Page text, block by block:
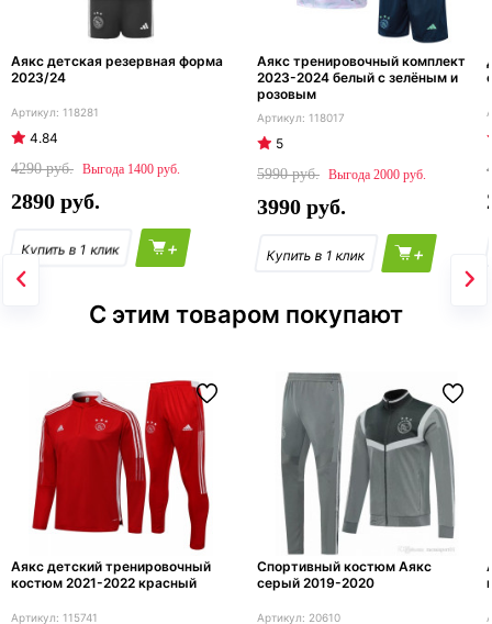
Аякс детская резервная форма
2023/24
118281
4.84
4290
1400
2890
+
Аякс тренировочный комплект
2023-2024 белый с зелёным и
розовым
118017
5
5990
2000
3990
+
С этим товаром покупают
Аякс детский тренировочный
костюм 2021-2022 красный
115741
Спортивный костюм Аякс
серый 2019-2020
20610